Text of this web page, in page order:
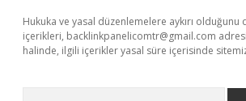
Hukuka ve yasal düzenlemelere aykırı olduğunu
içerikleri, backlinkpanelicomtr@gmail.com
halinde, ilgili içerikler yasal süre içerisinde